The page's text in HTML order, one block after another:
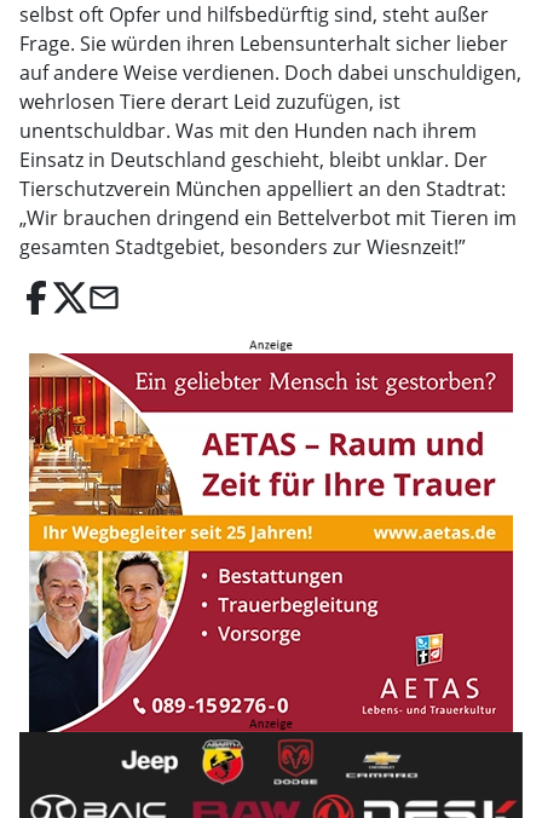
selbst oft Opfer und hilfsbedürftig sind, steht außer
Frage. Sie würden ihren Lebensunterhalt sicher lieber
auf andere Weise verdienen. Doch dabei unschuldigen,
wehrlosen Tiere derart Leid zuzufügen, ist
unentschuldbar. Was mit den Hunden nach ihrem
Einsatz in Deutschland geschieht, bleibt unklar. Der
Tierschutzverein München appelliert an den Stadtrat:
„Wir brauchen dringend ein Bettelverbot mit Tieren im
gesamten Stadtgebiet, besonders zur Wiesnzeit!”
email